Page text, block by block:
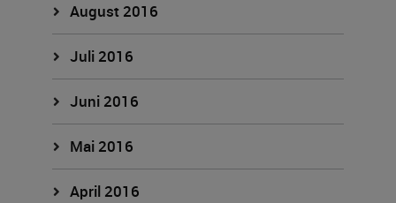
August 2016
Juli 2016
Juni 2016
Mai 2016
April 2016